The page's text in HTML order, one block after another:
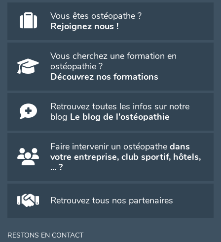
Vous êtes ostéopathe ?
Rejoignez nous !
Vous cherchez une formation en
ostéopathie ?
Découvrez nos formations
Retrouvez toutes les infos sur notre
blog Le blog de l'ostéopathie
Faire intervenir un ostéopathe dans
votre entreprise, club sportif, hôtels,
... ?
Retrouvez tous nos partenaires
RESTONS EN CONTACT